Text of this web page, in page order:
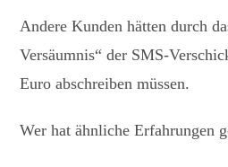
Andere Kunden hätten durch
Versäumnis“ der SMS-
Euro abschreiben müssen.
Wer hat ähnliche Erfahrungen